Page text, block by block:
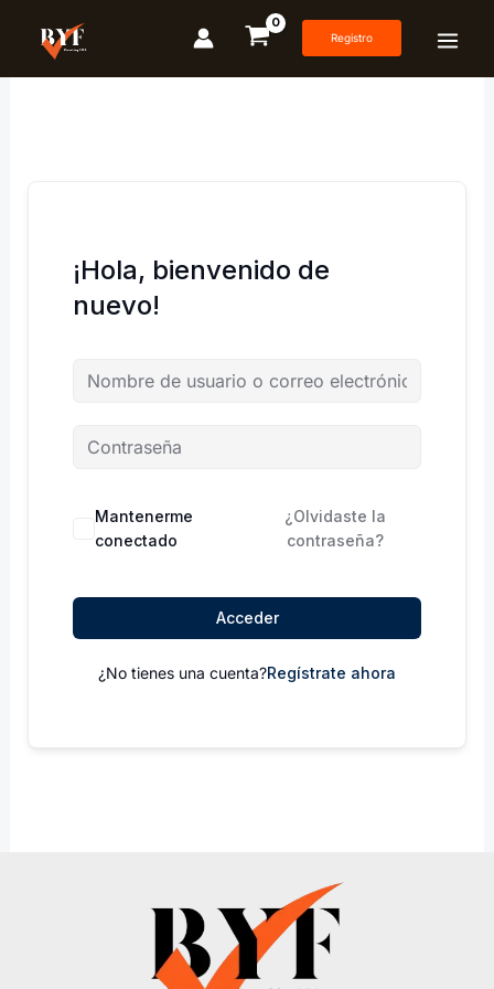
contenido
Registro
¡Hola, bienvenido de
nuevo!
Mantenerme
conectado
¿Olvidaste la
contraseña?
Acceder
¿No tienes una cuenta?Regístrate ahora